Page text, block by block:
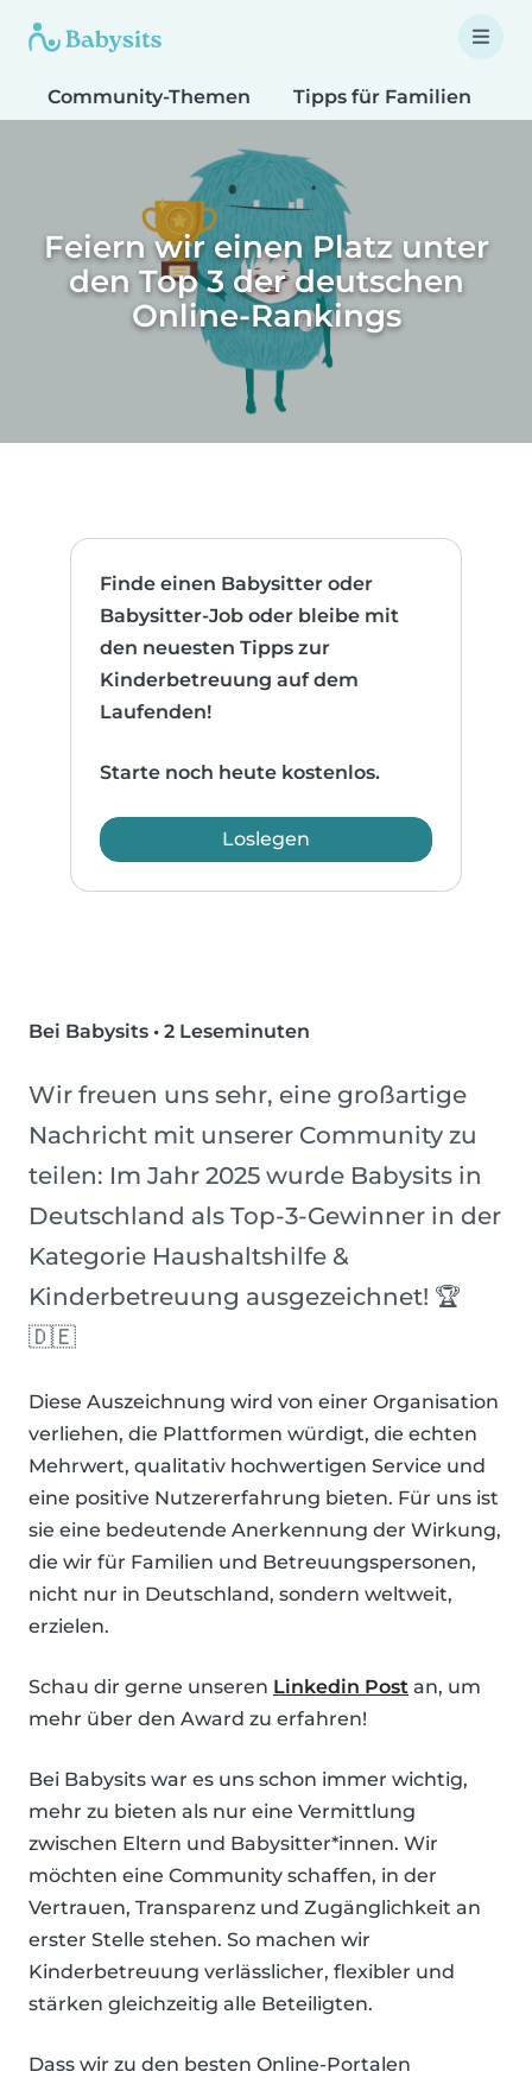
Community-Themen Tipps für Familien
Feiern wir einen Platz unter
den Top 3 der deutschen
Online-Rankings
Finde einen Babysitter oder
Babysitter-Job oder bleibe mit
den neuesten Tipps zur
Kinderbetreuung auf dem
Laufenden!
Starte noch heute kostenlos.
Loslegen
Bei Babysits • 2 Leseminuten
Wir freuen uns sehr, eine großartige
Nachricht mit unserer Community zu
teilen: Im Jahr 2025 wurde Babysits in
Deutschland als Top-3-Gewinner in der
Kategorie Haushaltshilfe &
Kinderbetreuung ausgezeichnet! 🏆
🇩🇪
Diese Auszeichnung wird von einer Organisation
verliehen, die Plattformen würdigt, die echten
Mehrwert, qualitativ hochwertigen Service und
eine positive Nutzererfahrung bieten. Für uns ist
sie eine bedeutende Anerkennung der Wirkung,
die wir für Familien und Betreuungspersonen,
nicht nur in Deutschland, sondern weltweit,
erzielen.
Schau dir gerne unseren Linkedin Post an, um
mehr über den Award zu erfahren!
Bei Babysits war es uns schon immer wichtig,
mehr zu bieten als nur eine Vermittlung
zwischen Eltern und Babysitter*innen. Wir
möchten eine Community schaffen, in der
Vertrauen, Transparenz und Zugänglichkeit an
erster Stelle stehen. So machen wir
Kinderbetreuung verlässlicher, flexibler und
stärken gleichzeitig alle Beteiligten.
Dass wir zu den besten Online-Portalen